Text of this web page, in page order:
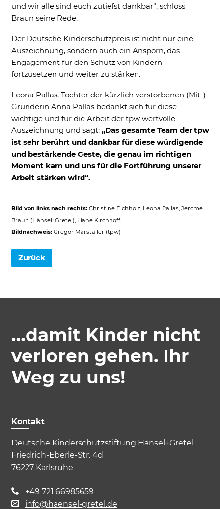
und wir alle sind euch zutiefst dankbar“, schloss
Braun seine Rede.
Der Deutsche Kinderschutzpreis ist nicht nur eine
Auszeichnung, sondern auch ein Ansporn, das
Engagement für den Schutz von Kindern
fortzusetzen und weiter zu stärken.
Leona Pallas, Tochter der kürzlich verstorbenen (Mit-)
Gründerin Anna Pallas bedankt sich für diese
wichtige und für die Arbeit der tpw wertvolle
Auszeichnung und sagt: „Das gesamte Team der tpw
ist sehr berührt und dankbar für diese würdigende
und bestärkende Geste, die genau im richtigen
Moment kam und uns für die Fortführung unserer
Arbeit stärken wird“.
Bild von links nach rechts:Christine Eichholz, Leona Pallas, Jerome
Braun (Hänsel+Gretel), Liane Kirchhoff
Bildnachweis:Gregor Marstaller (tpw)
Zurück
…damit Kinder nicht
verloren gehen. Ihr
Weg zu uns!
Kontakt
Deutsche Kinderschutzstiftung Hänsel+Gretel
Friedrich-Eberle-Str. 4d
76227 Karlsruhe
+49 721 66985659
info@haensel-gretel.de
Akzeptieren Speichern
Impressum